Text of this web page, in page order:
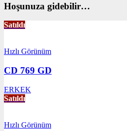
Hoşunuza gidebilir…
Satıldı
Hızlı Görünüm
CD 769 GD
ERKEK
Satıldı
Hızlı Görünüm